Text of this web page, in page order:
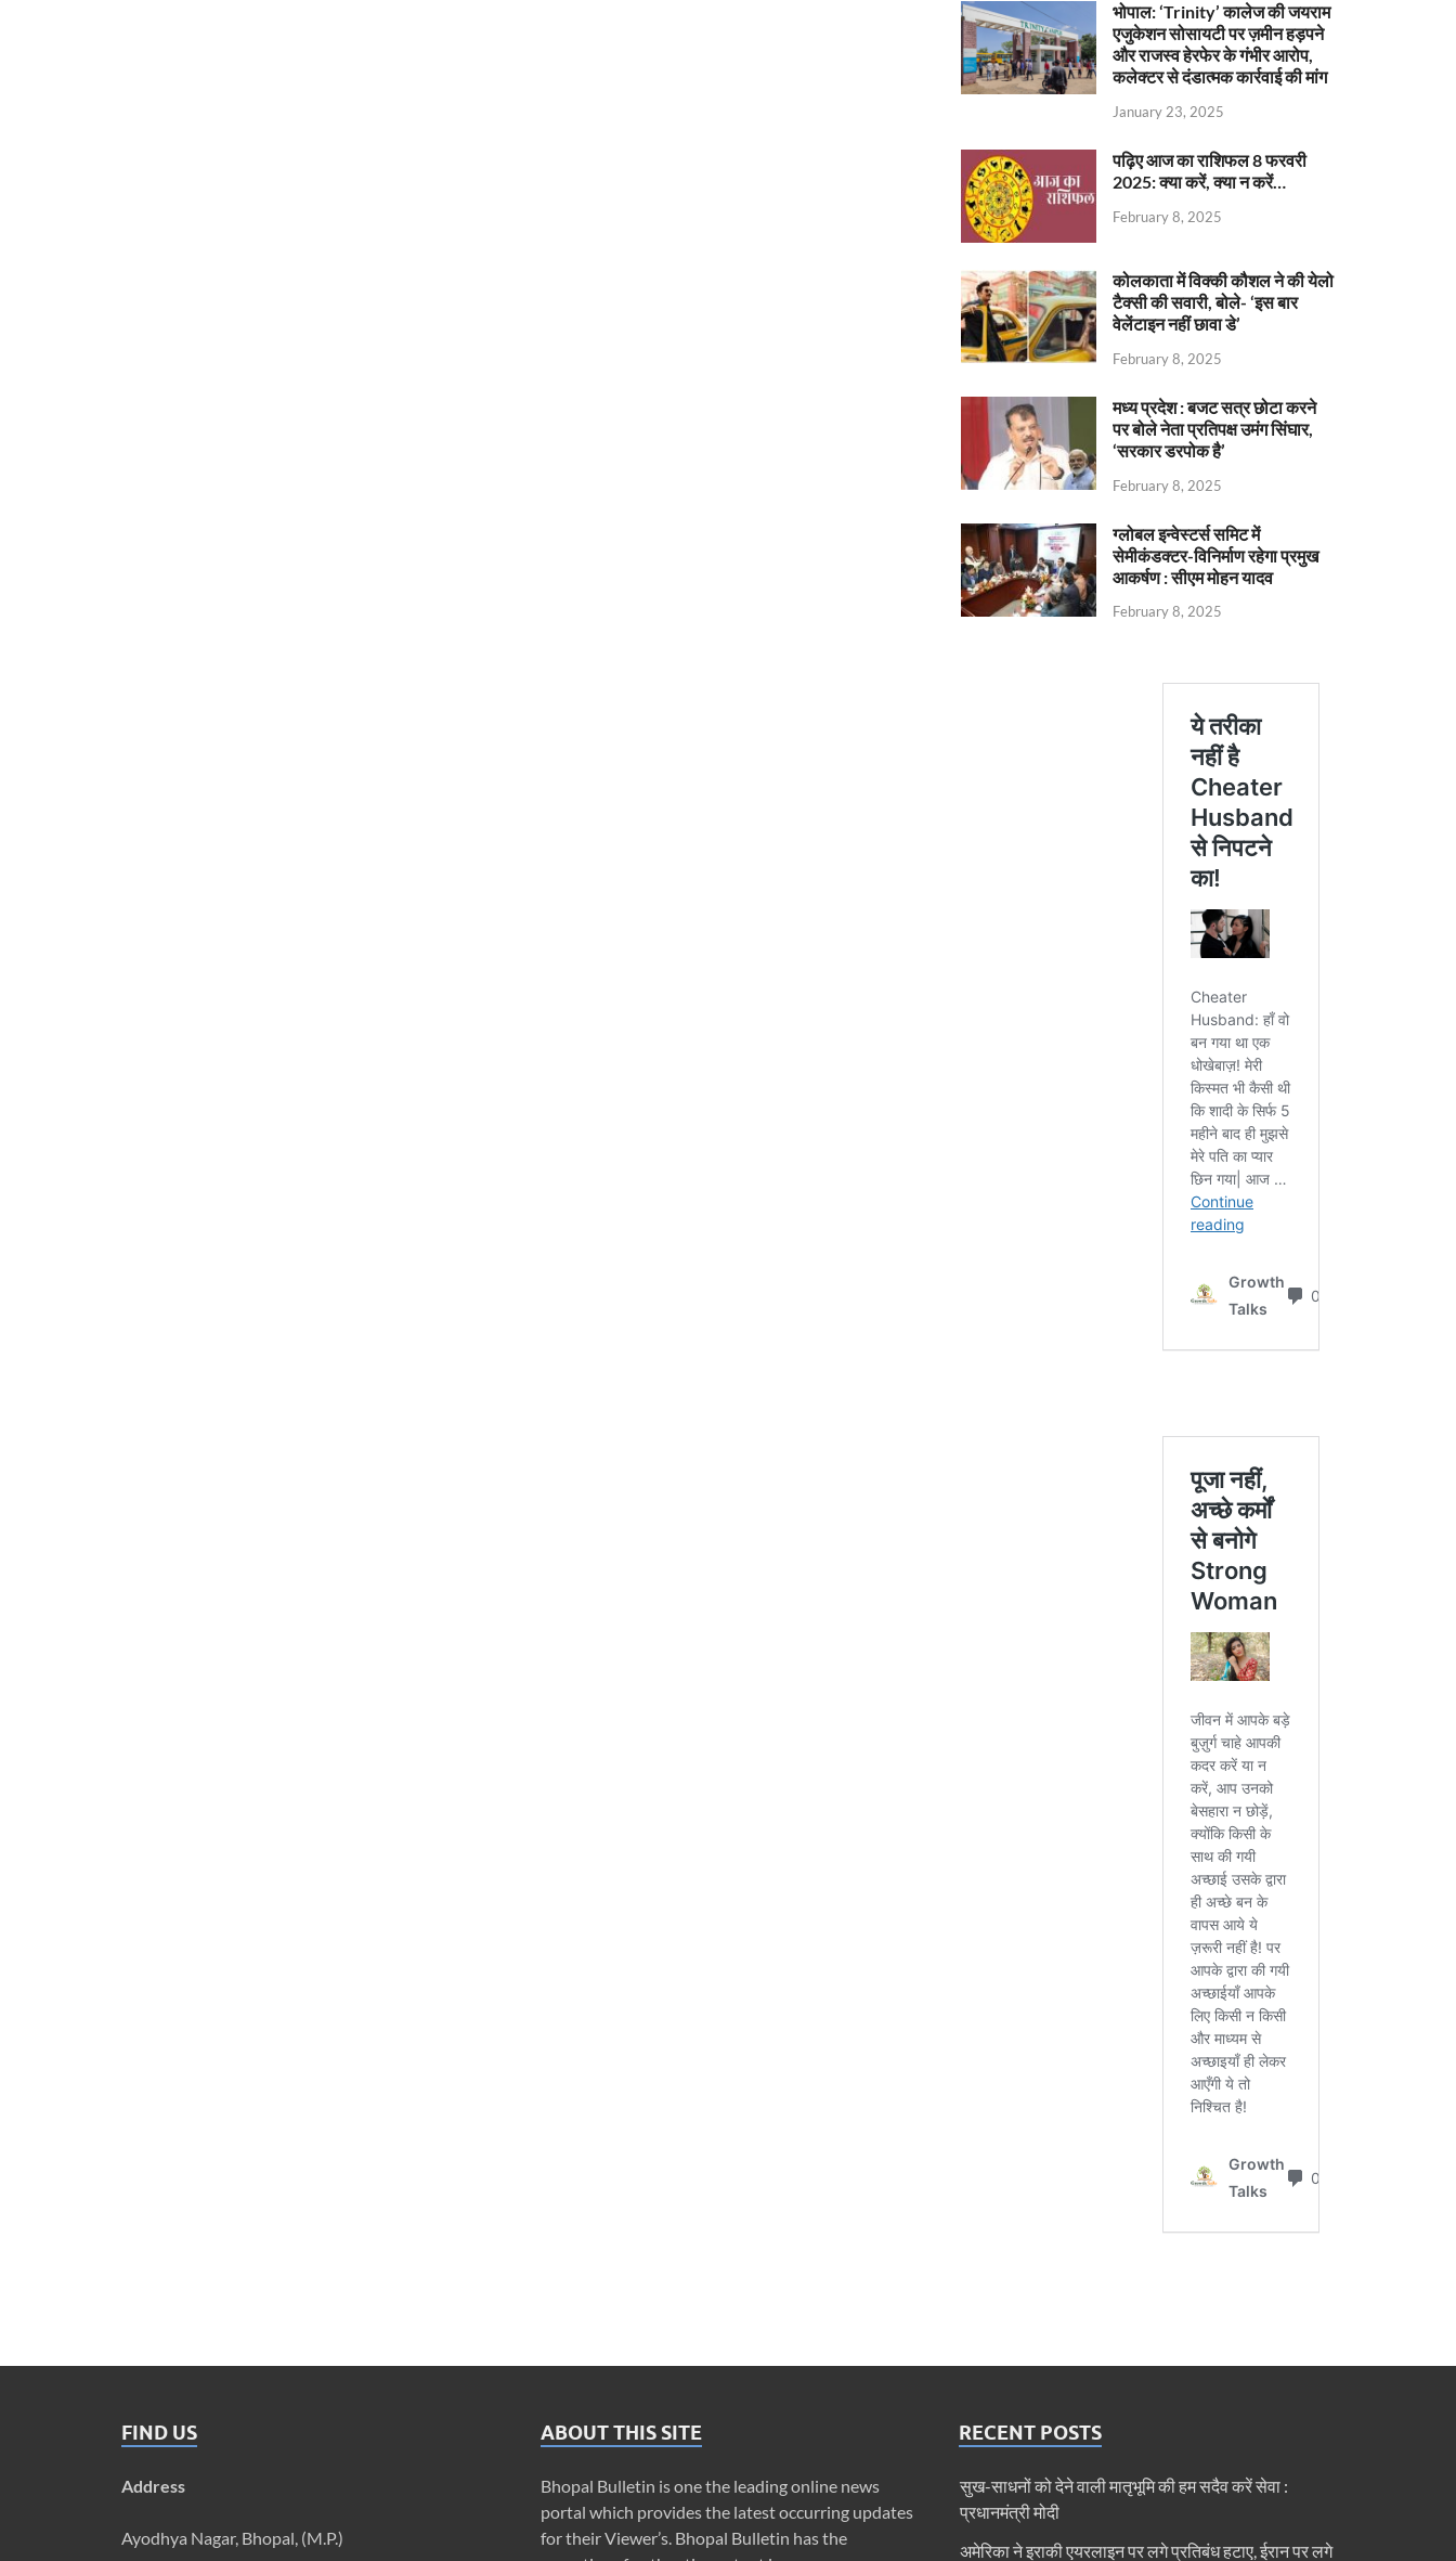
भोपाल: ‘Trinity’ कालेज की जयराम
एजुकेशन सोसायटी पर ज़मीन हड़पने
और राजस्व हेरफेर के गंभीर आरोप,
कलेक्टर से दंडात्मक कार्रवाई की मांग
January 23, 2025
पढ़िए आज का राशिफल 8 फरवरी
2025: क्या करें, क्या न करें…
February 8, 2025
कोलकाता में विक्की कौशल ने की येलो
टैक्सी की सवारी, बोले- ‘इस बार
वेलेंटाइन नहीं छावा डे’
February 8, 2025
मध्य प्रदेश : बजट सत्र छोटा करने
पर बोले नेता प्रतिपक्ष उमंग सिंघार,
‘सरकार डरपोक है’
February 8, 2025
ग्लोबल इन्वेस्टर्स समिट में
सेमीकंडक्टर-विनिर्माण रहेगा प्रमुख
आकर्षण : सीएम मोहन यादव
February 8, 2025
FIND US
Address
Ayodhya Nagar, Bhopal, (M.P.)
ABOUT THIS SITE
Bhopal Bulletin is one the leading online news
portal which provides the latest occurring updates
for their Viewer’s. Bhopal Bulletin has the
RECENT POSTS
सुख-साधनों को देने वाली मातृभूमि की हम सदैव करें सेवा :
प्रधानमंत्री मोदी
अमेरिका ने इराकी एयरलाइन पर लगे प्रतिबंध हटाए, ईरान पर लगे